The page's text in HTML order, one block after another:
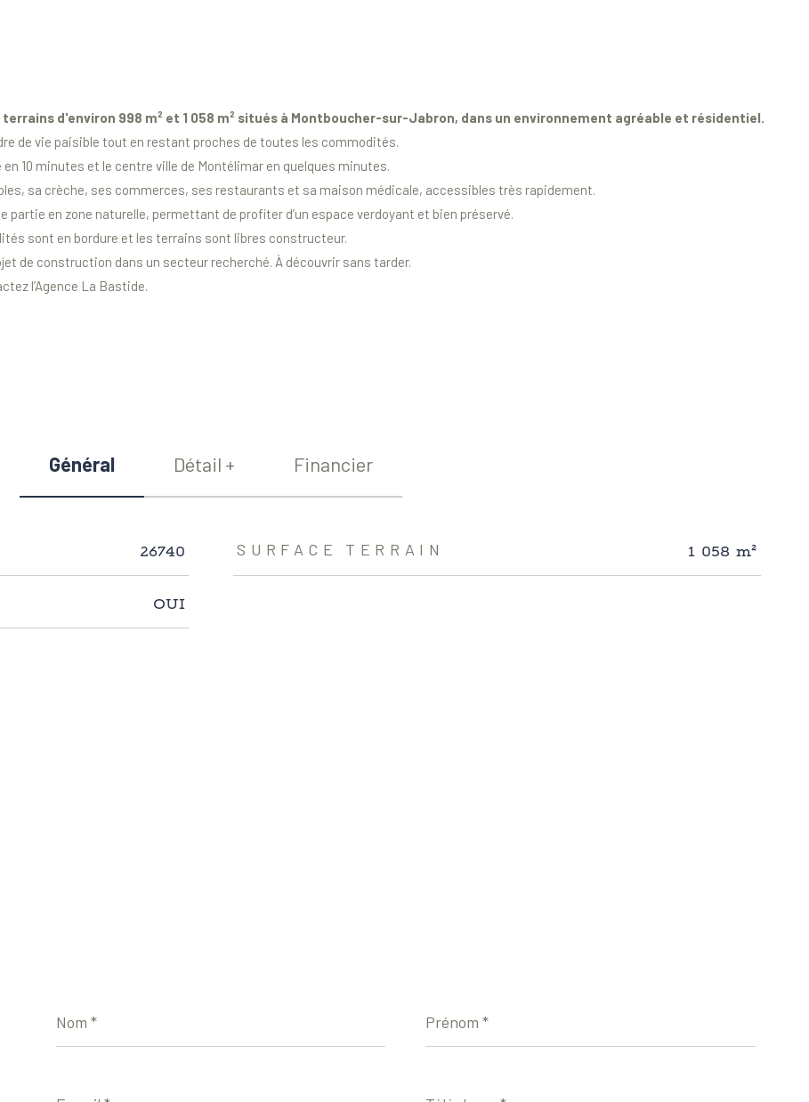
terrains d'environ 998 m² et 1 058 m² situés à Montboucher-sur-Jabron, dans un environnement agréable et résidentiel.
de vie paisible tout en restant proches de toutes les commodités.
10 minutes et le centre ville de Montélimar en quelques minutes.
sa crèche, ses commerces, ses restaurants et sa maison médicale, accessibles très rapidement.
partie en zone naturelle, permettant de profiter d’un espace verdoyant et bien préservé.
sont en bordure et les terrains sont libres constructeur.
de construction dans un secteur recherché. À découvrir sans tarder.
l’Agence La Bastide.
Général Détail + Financier
26740 SURFACE TERRAIN 1 058 m²
OUI
*
*
mail
*